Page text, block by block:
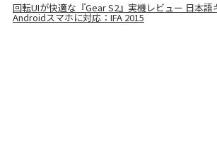
回転UIが快適な『Gear S2』実機レビュー 日本
Androidスマホに対応：IFA 2015